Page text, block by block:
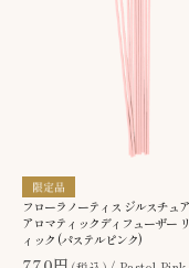
フローラノーティス ジルスチュ
アロマティックディフューザー
ィック (パステルピンク)